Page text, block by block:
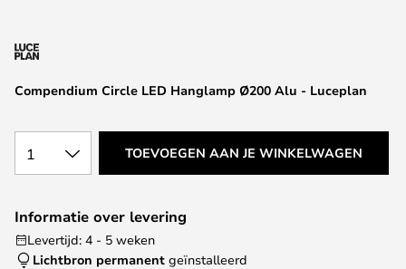
de
gallerij
Compendium Circle LED Hanglamp Ø200 Alu - Luceplan
1 TOEVOEGEN AAN JE WINKELWAGEN
Informatie over levering
Levertijd: 4 - 5 weken
Lichtbron permanent geïnstalleerd